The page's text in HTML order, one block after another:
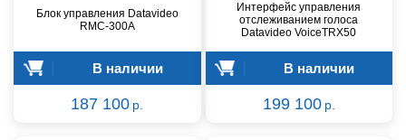
Блок управления Datavideo
RMC-300A
В наличии
187 100 р.
Интерфейс управления
отслеживанием голоса
Datavideo VoiceTRX50
В наличии
199 100 р.